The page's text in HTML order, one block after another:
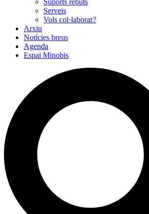
Suports rebuts
Serveis
Vols col·laborar?
Arxiu
Notícies breus
Agenda
Espai Minobis